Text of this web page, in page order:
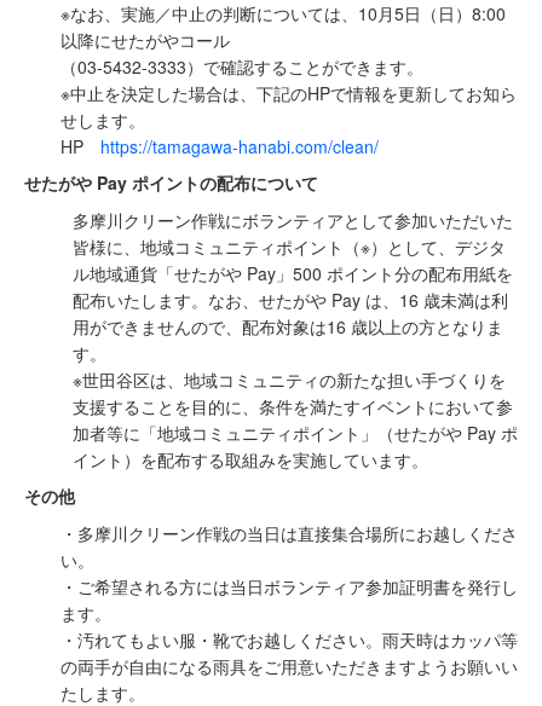
※なお、実施／中止の判断については、10月5日（日）8:00
以降にせたがやコール
（03-5432-3333）で確認することができます。
※中止を決定した場合は、下記のHPで情報を更新してお知ら
せします。
HP https://tamagawa-hanabi.com/clean/
せたがや Pay ポイントの配布について
多摩川クリーン作戦にボランティアとして参加いただいた
皆様に、地域コミュニティポイント（※）として、デジタ
ル地域通貨「せたがや Pay」500 ポイント分の配布用紙を
配布いたします。なお、せたがや Pay は、16 歳未満は利
用ができませんので、配布対象は16 歳以上の方となりま
す。
※世田谷区は、地域コミュニティの新たな担い手づくりを
支援することを目的に、条件を満たすイベントにおいて参
加者等に「地域コミュニティポイント」（せたがや Pay ポ
イント）を配布する取組みを実施しています。
その他
・多摩川クリーン作戦の当日は直接集合場所にお越しくださ
い。
・ご希望される方には当日ボランティア参加証明書を発行し
ます。
・汚れてもよい服・靴でお越しください。雨天時はカッパ等
の両手が自由になる雨具をご用意いただきますようお願いい
たします。